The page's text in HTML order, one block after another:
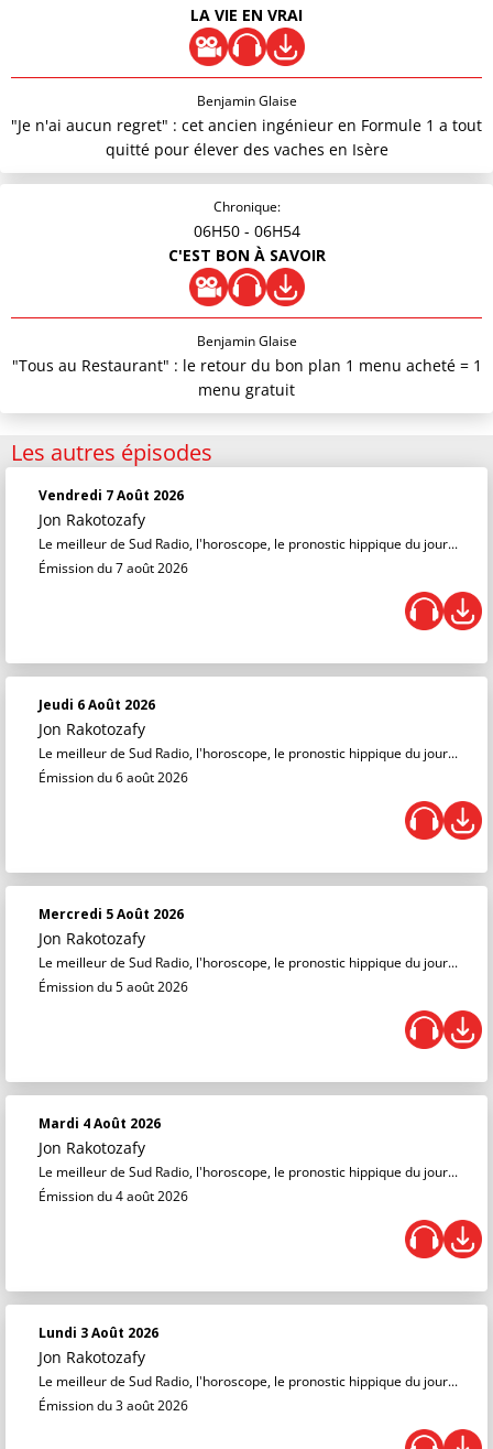
LA VIE EN VRAI
Benjamin Glaise
"Je n'ai aucun regret" : cet ancien ingénieur en Formule 1 a tout
quitté pour élever des vaches en Isère
Chronique:
06H50 - 06H54
C'EST BON À SAVOIR
Benjamin Glaise
"Tous au Restaurant" : le retour du bon plan 1 menu acheté = 1
menu gratuit
Les autres épisodes
Vendredi 7 Août 2026
Jon Rakotozafy
Le meilleur de Sud Radio, l'horoscope, le pronostic hippique du jour...
Émission du 7 août 2026
Jeudi 6 Août 2026
Jon Rakotozafy
Le meilleur de Sud Radio, l'horoscope, le pronostic hippique du jour...
Émission du 6 août 2026
Mercredi 5 Août 2026
Jon Rakotozafy
Le meilleur de Sud Radio, l'horoscope, le pronostic hippique du jour...
Émission du 5 août 2026
Mardi 4 Août 2026
Jon Rakotozafy
Le meilleur de Sud Radio, l'horoscope, le pronostic hippique du jour...
Émission du 4 août 2026
Lundi 3 Août 2026
Jon Rakotozafy
Le meilleur de Sud Radio, l'horoscope, le pronostic hippique du jour...
Émission du 3 août 2026